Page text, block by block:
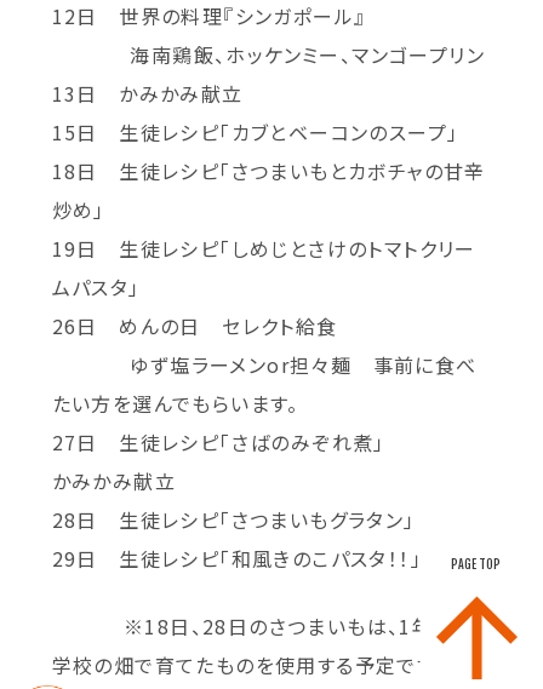
12日 世界の料理『シンガポール』
海南鶏飯、ホッケンミー、マンゴープリン
13日 かみかみ献立
15日 生徒レシピ「カブとベーコンのスープ」
18日 生徒レシピ「さつまいもとカボチャの甘辛
炒め」
19日 生徒レシピ「しめじとさけのトマトクリー
ムパスタ」
26日 めんの日 セレクト給食
ゆず塩ラーメンor担々麺 事前に食べ
たい方を選んでもらいます。
27日 生徒レシピ「さばのみぞれ煮」
かみかみ献立
28日 生徒レシピ「さつまいもグラタン」
29日 生徒レシピ「和風きのこパスタ！！」
※18日、28日のさつまいもは、1年生が
学校の畑で育てたものを使用する予定です。
PAGE TOP